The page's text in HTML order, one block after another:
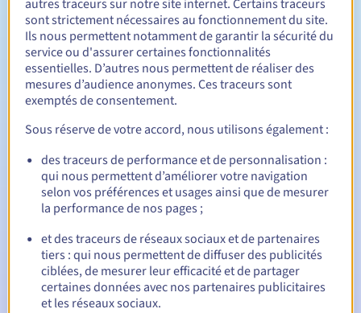
Durée de renouvellement 1 an
Période de rédemption
Notifications automatiques :
E-mails d'avertissement : 60, 30, 15, 7 et 3 jours avant la
date d'échéance
E-mail le jour de l'expirationpour notification de la
suspension du nom de domaine
E-mail après la période de grâce de rédemptionpour
notification de la suppression du nom de domaine
autres traceurs sur notre site internet. Certains traceurs
sont strictement nécessaires au fonctionnement du site.
Ils nous permettent notamment de garantir la sécurité du
service ou d'assurer certaines fonctionnalités
essentielles. D’autres nous permettent de réaliser des
mesures d’audience anonymes. Ces traceurs sont
exemptés de consentement.
Sous réserve de votre accord, nous utilisons également :
des traceurs de performance et de personnalisation :
qui nous permettent d’améliorer votre navigation
selon vos préférences et usages ainsi que de mesurer
la performance de nos pages ;
et des traceurs de réseaux sociaux et de partenaires
tiers : qui nous permettent de diffuser des publicités
ciblées, de mesurer leur efficacité et de partager
certaines données avec nos partenaires publicitaires
et les réseaux sociaux.